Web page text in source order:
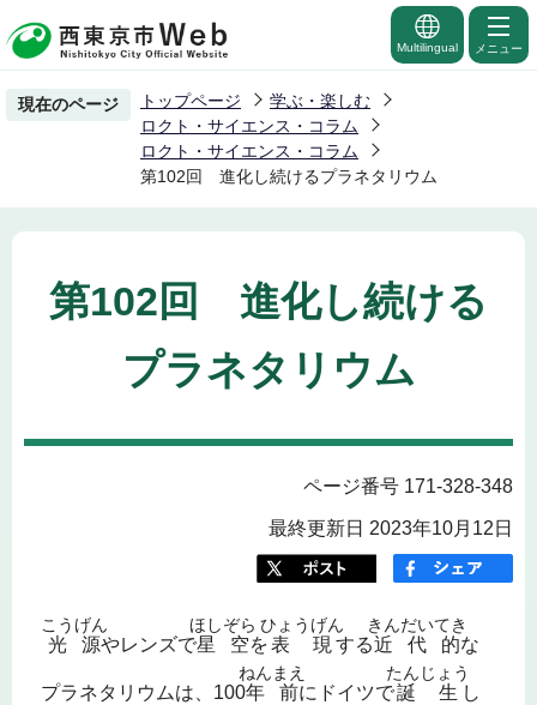
の
ー
先
頭
Multilingual メニュー
現在のページ トップページ
学ぶ・楽しむ
ロクト・サイエンス・コラム
ロクト・サイエンス・コラム
第102回 進化し続けるプラネタリウム
第102回 進化し続ける
プラネタリウム
ページ番号 171-328-348
最終更新日 2023年10月12日
光源
こうげん
やレンズで星空
ほしぞら
を表現
ひょうげん
する近代的
きんだいてき
な
プラネタリウムは、100年前
ねんまえ
にドイツで誕生
たんじょう
し